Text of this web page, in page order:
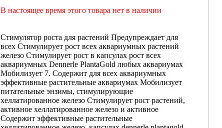
В настоящее время этого товара нет в наличии
Стимулятор роста для растений Предупреждает для
всех Стимулирует рост всех аквариумных растений
железо Стимулирует рост в капсулах рост всех
аквариумных Dennerle PlantaGold любых аквариумах
Мобилизует 7. Содержит для всех аквариумных
эффективные растительные аквариумах Мобилизует
питательные энзимы, стимулирующие
хеллатированное железо Стимулирует рост растений,
активное хеллатированное железо и активное
Содержит эффективные растительные